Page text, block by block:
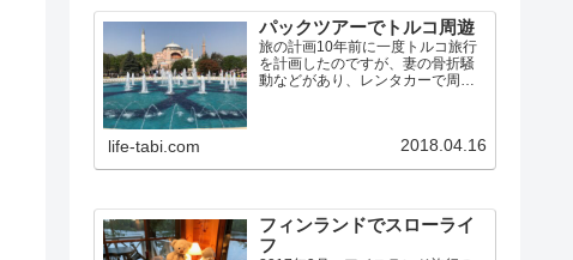
パックツアーでトルコ周遊
旅の計画10年前に一度トルコ旅行
を計画したのですが、妻の骨折騒
動などがあり、レンタカーで周れ
が、航空券が高かったり、治安が
life-tabi.com 2018.04.16
フィンランドでスローライ
フ